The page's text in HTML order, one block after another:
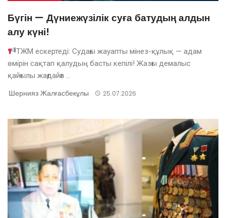
Бүгін — Дүниежүзілік суға батудың алдын
алу күні!
ТЖМ ескертеді: Судағы жауапты мінез-құлық — адам
өмірін сақтап қалудың басты кепілі! Жазғы демалыс
қайғылы жағдайға ...
Шернияз Жалғасбекұлы 25.07.2026